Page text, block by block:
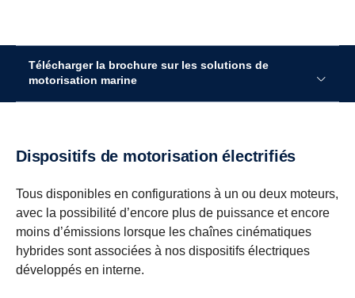
Télécharger la brochure sur les solutions de
motorisation marine
Dispositifs de motorisation électrifiés
Tous disponibles en configurations à un ou deux moteurs,
avec la possibilité d’encore plus de puissance et encore
moins d’émissions lorsque les chaînes cinématiques
hybrides sont associées à nos dispositifs électriques
développés en interne.